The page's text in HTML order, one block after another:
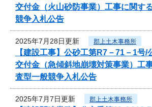
交付金（火山砂防事業）工事に関す
競争入札公告
2025年7月28日更新 郡上土木事務所
【建設工事】公砂工第R7－71－1
交付金（急傾斜地崩壊対策事業）工
査型一般競争入札公告
2025年7月7日更新 郡上土木事務所